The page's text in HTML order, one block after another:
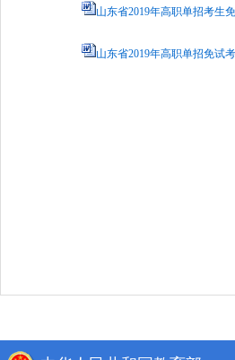
山东省2019年高职单招考生
山东省2019年高职单招免试